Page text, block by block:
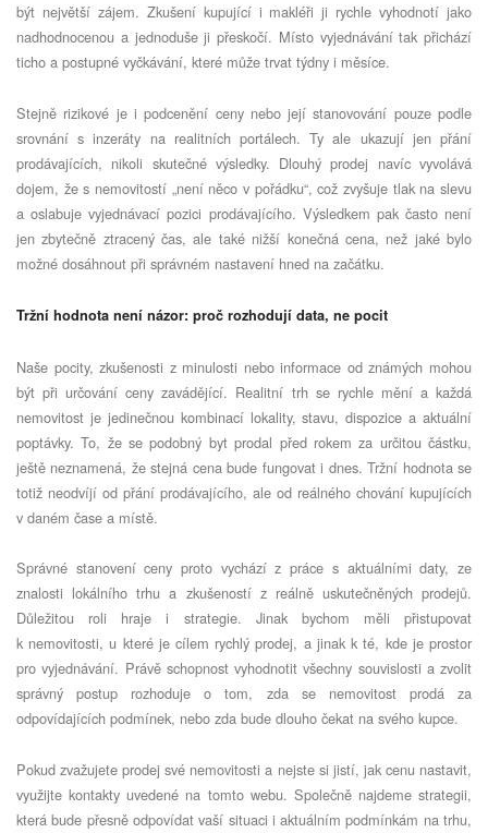
být největší zájem. Zkušení kupující i makléři ji rychle vyhodnotí jako
nadhodnocenou a jednoduše ji přeskočí. Místo vyjednávání tak přichází
ticho a postupné vyčkávání, které může trvat týdny i měsíce.
Stejně rizikové je i podcenění ceny nebo její stanovování pouze podle
srovnání s inzeráty na realitních portálech. Ty ale ukazují jen přání
prodávajících, nikoli skutečné výsledky. Dlouhý prodej navíc vyvolává
dojem, že s nemovitostí „není něco v pořádku“, což zvyšuje tlak na slevu
a oslabuje vyjednávací pozici prodávajícího. Výsledkem pak často není
jen zbytečně ztracený čas, ale také nižší konečná cena, než jaké bylo
možné dosáhnout při správném nastavení hned na začátku.
Tržní hodnota není názor: proč rozhodují data, ne pocit
Naše pocity, zkušenosti z minulosti nebo informace od známých mohou
být při určování ceny zavádějící. Realitní trh se rychle mění a každá
nemovitost je jedinečnou kombinací lokality, stavu, dispozice a aktuální
poptávky. To, že se podobný byt prodal před rokem za určitou částku,
ještě neznamená, že stejná cena bude fungovat i dnes. Tržní hodnota se
totiž neodvíjí od přání prodávajícího, ale od reálného chování kupujících
v daném čase a místě.
Správné stanovení ceny proto vychází z práce s aktuálními daty, ze
znalosti lokálního trhu a zkušeností z reálně uskutečněných prodejů.
Důležitou roli hraje i strategie. Jinak bychom měli přistupovat
k nemovitosti, u které je cílem rychlý prodej, a jinak k té, kde je prostor
pro vyjednávání. Právě schopnost vyhodnotit všechny souvislosti a zvolit
správný postup rozhoduje o tom, zda se nemovitost prodá za
odpovídajících podmínek, nebo zda bude dlouho čekat na svého kupce.
Pokud zvažujete prodej své nemovitosti a nejste si jistí, jak cenu nastavit,
využijte kontakty uvedené na tomto webu. Společně najdeme strategii,
která bude přesně odpovídat vaší situaci i aktuálním podmínkám na trhu,